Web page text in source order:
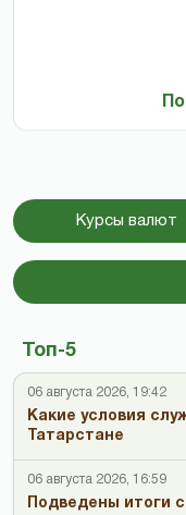
Курсы валют
Топ-5
06 августа 2026, 19:42
Какие условия
Татарстане
06 августа 2026, 16:59
Подведены итоги